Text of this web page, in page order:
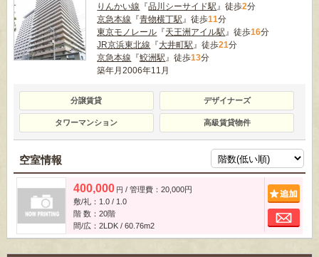
りんかい線 『品川シーサイド駅』徒歩2分
京急本線 『青物横丁駅』徒歩11分
東京モノレール 『天王洲アイル駅』徒歩16分
JR京浜東北線 『大井町駅』徒歩21分
京急本線 『鮫洲駅』徒歩13分
築年月2006年11月
分譲賃貸 デザイナーズ
タワーマンション 高級賃貸物件
空室情報
400,000 円 / 管理費：20,000円
敷/礼：1.0 / 1.0
階 数：20階
間/広：2LDK / 60.76m2